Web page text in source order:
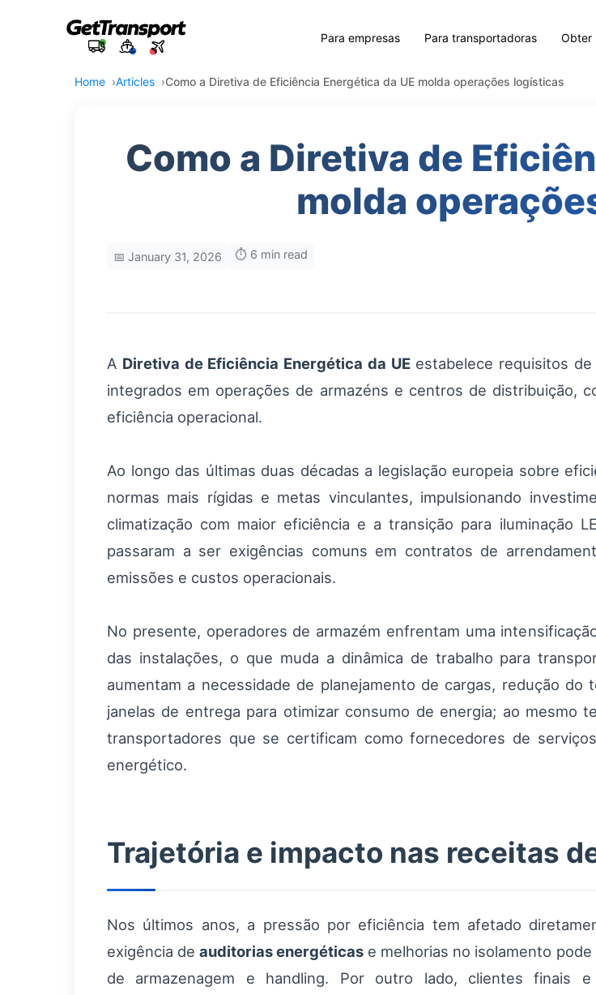
Para empresas Para transportadoras Obter
Home Articles Como a Diretiva de Eficiência Energética da UE molda operações logísticas
Como a Diretiva de
molda
📅 January 31, 2026 ⏱️ 6 min read
A Diretiva de Eficiência Energética da UEestabelece requisitos de
integrados em operações de armazéns e centros de distribuição,
eficiência operacional.
Ao longo das últimas duas décadas a legislação europeia sobre
normas mais rígidas e metas vinculantes, impulsionando
climatização com maior eficiência e a transição para iluminação
passaram a ser exigências comuns em contratos de
emissões e custos operacionais.
No presente, operadores de armazém enfrentam uma
das instalações, o que muda a dinâmica de trabalho para
aumentam a necessidade de planejamento de cargas, redução
janelas de entrega para otimizar consumo de energia; ao mesmo
transportadores que se certificam como fornecedores de
energético.
Trajetória e impacto nas receitas
Nos últimos anos, a pressão por eficiência tem afetado
exigência deauditorias energéticas e melhorias no isolamento
de armazenagem e handling. Por outro lado, clientes finais e